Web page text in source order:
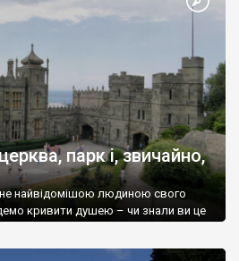
парк і, звичайно,
найвідомішою людиною свого
кривити душею – чи знали ви це